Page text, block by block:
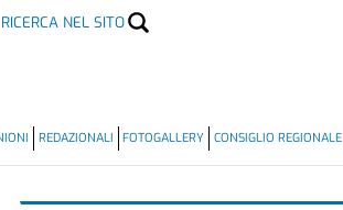
RICERCA NEL SITO
REDAZIONALI FOTOGALLERY CONSIGLIO REGIONALE